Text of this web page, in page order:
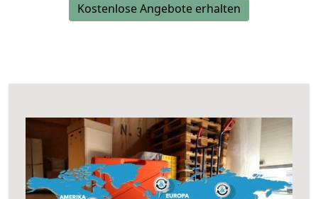
Kostenlose Angebote erhalten